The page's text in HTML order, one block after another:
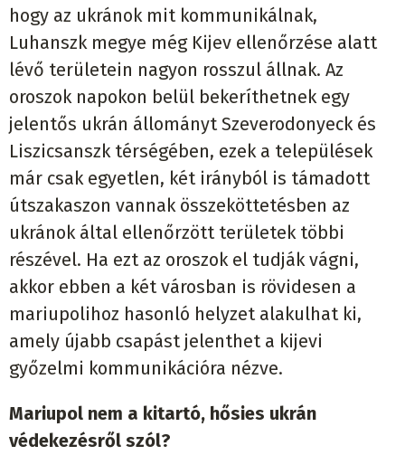
hogy az ukránok mit kommunikálnak,
Luhanszk megye még Kijev ellenőrzése alatt
lévő területein nagyon rosszul állnak. Az
oroszok napokon belül bekeríthetnek egy
jelentős ukrán állományt Szeverodonyeck és
Liszicsanszk térségében, ezek a települések
már csak egyetlen, két irányból is támadott
útszakaszon vannak összeköttetésben az
ukránok által ellenőrzött területek többi
részével. Ha ezt az oroszok el tudják vágni,
akkor ebben a két városban is rövidesen a
mariupolihoz hasonló helyzet alakulhat ki,
amely újabb csapást jelenthet a kijevi
győzelmi kommunikációra nézve.
Mariupol nem a kitartó, hősies ukrán
védekezésről szól?